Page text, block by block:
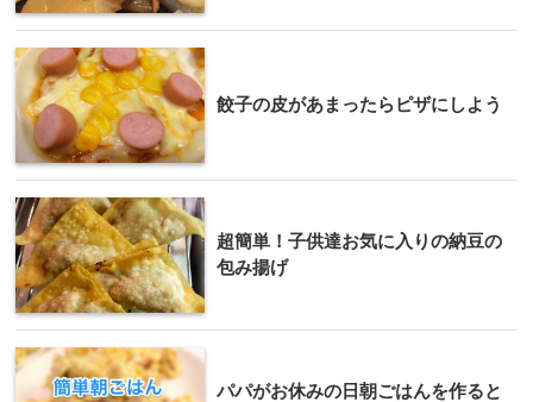
餃子の皮があまったらピザにしよう
超簡単！子供達お気に入りの納豆の
包み揚げ
パパがお休みの日朝ごはんを作ると